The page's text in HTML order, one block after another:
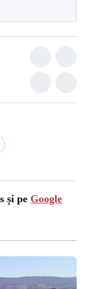
și pe Google